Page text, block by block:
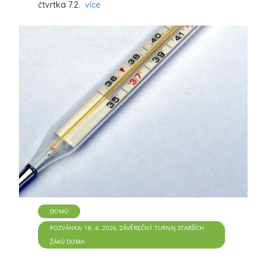
čtvrtka 7.2. více
DOMŮ
POZVÁNKA: 18. 4. 2026, ZÁVĚREČNÝ TURNAJ STARŠÍCH
ŽÁKŮ DOMA